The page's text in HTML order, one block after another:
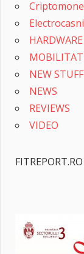
HARDWARE
NEW STUFF
NEWS
REVIEWS
VIDEO